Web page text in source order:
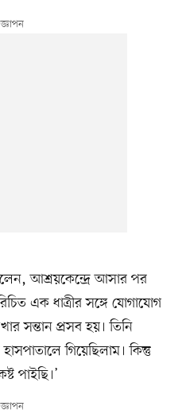
আশ্রয়কেন্দ্রে আসার পর
এক ধাত্রীর সঙ্গে যোগাযোগ
সন্তান প্রসব হয়। তিনি
গিয়েছিলাম। কিন্তু
পাইছি।’